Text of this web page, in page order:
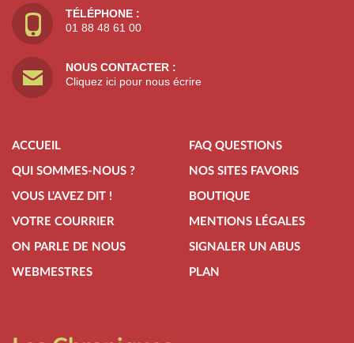
TÉLÉPHONE :
01 88 48 61 00
NOUS CONTACTER :
Cliquez ici pour nous écrire
ACCUEIL
QUI SOMMES-NOUS ?
VOUS L'AVEZ DIT !
VOTRE COURRIER
ON PARLE DE NOUS
WEBMESTRES
FAQ QUESTIONS
NOS SITES FAVORIS
BOUTIQUE
MENTIONS LÉGALES
SIGNALER UN ABUS
PLAN